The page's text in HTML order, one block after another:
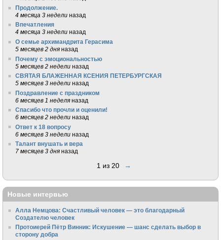
Продолжение.
4 месяца 3 недели назад
Впечатления
4 месяца 3 недели назад
О семье архимандрита Герасима
5 месяцев 2 дня назад
Почему с эмоциональностью
5 месяцев 2 недели назад
СВЯТАЯ БЛАЖЕННАЯ КСЕНИЯ ПЕТЕРБУРГСКАЯ
5 месяцев 3 недели назад
Поздравление с праздником
6 месяцев 1 неделя назад
Спасибо что прочли и оценили!
6 месяцев 2 недели назад
Ответ к 18 вопросу
6 месяцев 3 недели назад
Талант внушать и вера
7 месяцев 3 дня назад
1 из 20 →
Новые интервью
Алла Немцова: Счастливый человек — это благодарный
Создателю человек
Протоиерей Пётр Винник: Искушение — шанс сделать выбор в
сторону добра